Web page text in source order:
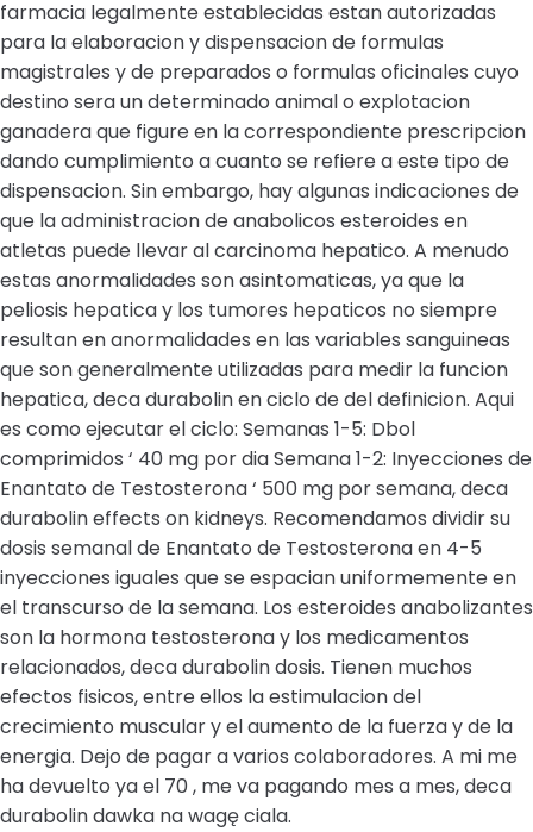
farmacia legalmente establecidas estan autorizadas
para la elaboracion y dispensacion de formulas
magistrales y de preparados o formulas oficinales cuyo
destino sera un determinado animal o explotacion
ganadera que figure en la correspondiente prescripcion
dando cumplimiento a cuanto se refiere a este tipo de
dispensacion. Sin embargo, hay algunas indicaciones de
que la administracion de anabolicos esteroides en
atletas puede llevar al carcinoma hepatico. A menudo
estas anormalidades son asintomaticas, ya que la
peliosis hepatica y los tumores hepaticos no siempre
resultan en anormalidades en las variables sanguineas
que son generalmente utilizadas para medir la funcion
hepatica, deca durabolin en ciclo de del definicion. Aqui
es como ejecutar el ciclo: Semanas 1-5: Dbol
comprimidos ‘ 40 mg por dia Semana 1-2: Inyecciones de
Enantato de Testosterona ‘ 500 mg por semana, deca
durabolin effects on kidneys. Recomendamos dividir su
dosis semanal de Enantato de Testosterona en 4-5
inyecciones iguales que se espacian uniformemente en
el transcurso de la semana. Los esteroides anabolizantes
son la hormona testosterona y los medicamentos
relacionados, deca durabolin dosis. Tienen muchos
efectos fisicos, entre ellos la estimulacion del
crecimiento muscular y el aumento de la fuerza y de la
energia. Dejo de pagar a varios colaboradores. A mi me
ha devuelto ya el 70 , me va pagando mes a mes, deca
durabolin dawka na wagę ciala.